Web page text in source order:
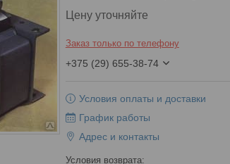
Цену уточняйте
Заказ только по телефону
+375 (29) 655-38-74
Условия оплаты и доставки
График работы
Адрес и контакты